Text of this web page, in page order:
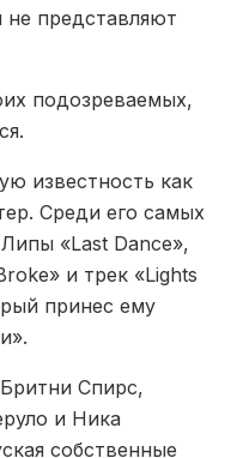
не представляют
подозреваемых,
известность как
Среди его самых
«Last Dance»,
и трек «Lights
принес ему
Спирс,
и Ника
собственные